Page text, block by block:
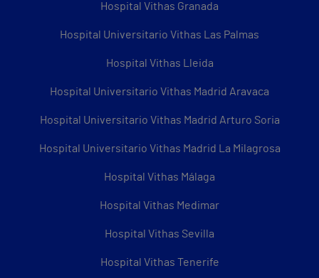
Hospital Vithas Granada
Hospital Universitario Vithas Las Palmas
Hospital Vithas Lleida
Hospital Universitario Vithas Madrid Aravaca
Hospital Universitario Vithas Madrid Arturo Soria
Hospital Universitario Vithas Madrid La Milagrosa
Hospital Vithas Málaga
Hospital Vithas Medimar
Hospital Vithas Sevilla
Hospital Vithas Tenerife